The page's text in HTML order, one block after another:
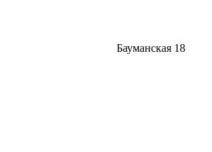
Бауманская 18